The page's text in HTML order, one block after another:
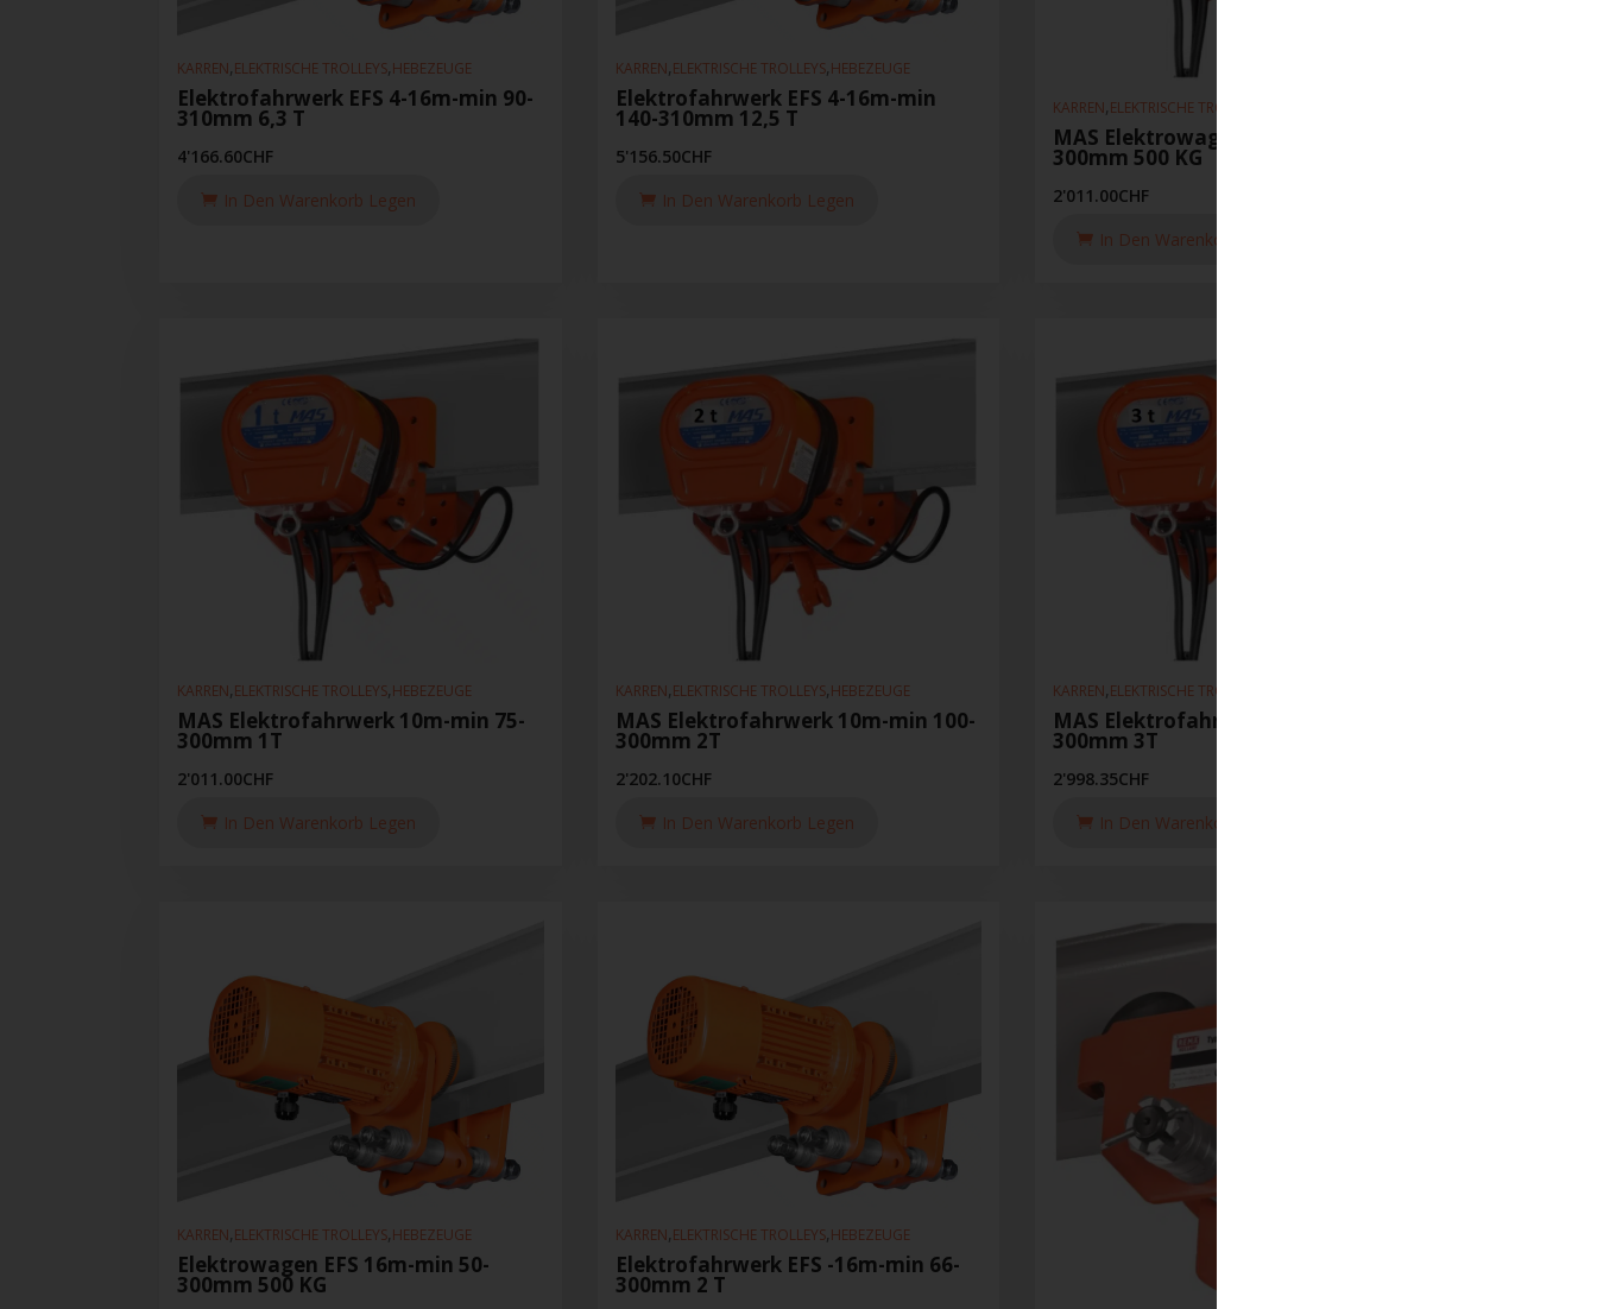
KARREN,ELEKTRISCHE TROLLEYS,HEBEZEUGE
Elektrofahrwerk EFS 4-16m-min 90-
310mm 6,3 T
4'166.60CHF
In Den Warenkorb Legen
KARREN,ELEKTRISCHE TROLLEYS,HEBEZEUGE
Elektrofahrwerk EFS 4-16m-min
140-310mm 12,5 T
5'156.50CHF
In Den Warenkorb Legen
KARREN,ELEKTRISCHE TROLLEYS
MAS Elektrowagen 10m-min 75-
300mm 500 KG
2'011.00CHF
In Den Warenkorb Legen
KARREN,ELEKTRISCHE TROLLEYS,HEBEZEUGE
MAS Elektrofahrwerk 10m-min 75-
300mm 1T
2'011.00CHF
In Den Warenkorb Legen
KARREN,ELEKTRISCHE TROLLEYS,HEBEZEUGE
MAS Elektrofahrwerk 10m-min 100-
300mm 2T
2'202.10CHF
In Den Warenkorb Legen
KARREN,ELEKTRISCHE TROLLEYS
MAS Elektrofahrwerk 10m-min 100-
300mm 3T
2'998.35CHF
In Den Warenkorb Legen
KARREN,ELEKTRISCHE TROLLEYS,HEBEZEUGE
Elektrowagen EFS 16m-min 50-
300mm 500 KG
KARREN,ELEKTRISCHE TROLLEYS,HEBEZEUGE
Elektrofahrwerk EFS -16m-min 66-
300mm 2 T